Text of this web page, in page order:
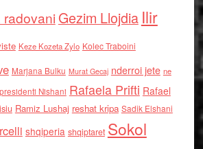
radovaniGezim Llojdia Ilir
Keze Kozeta Zylo Kolec Traboini
Marjana Bulku Murat Gecaj nderroi jete ne
presidenti Nishani Rafaela Prifti Rafael
Ramiz Lushaj reshat kripa Sadik Elshani
shqiperia shqiptaret Sokol